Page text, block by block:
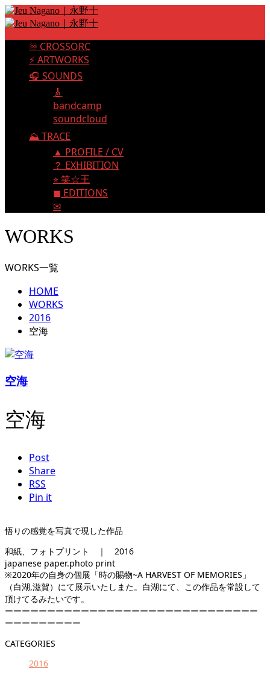
♾️ CROSSORC
⚡️ ARTWORKS
🎧 SOUNDS
🎸
bandcamp
soundcloud
⛰️ TRACE
▲ PROFILE / CV
？ EXHIBITION
⭐︎ 笑☆王
◼︎ EDITIONS
✉︎
WORKS
WORKS一覧
HOME
WORKS
2016
空海
空海
空海
Post
Share
RSS
Pin it
悟りの感覚を写真で現した作品
和紙、フォトプリント ｜ 2016
japanese paper.photo print
※2020年の自身の個展「時の賜物~A HARVEST OF MEMORIES」
（白湖,滋賀）にて展示いたしまた。白湖にて、この作品を常設して
頂けてるみたいです。
ーーーーーーーーーーーーーーーーーーーーーーーーーーーーーー
ーーーーーーーーー
CATEGORIES
2016